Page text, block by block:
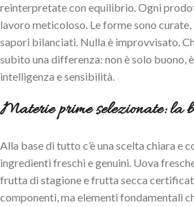
reinterpretate con equilibrio. Ogni
lavoro meticoloso. Le forme sono
sapori bilanciati. Nulla è improvvisato.
subito una differenza: non è solo buono,
intelligenza e sensibilità.
Materie prime selezionate: la
Alla base di tutto c’è una scelta chiara e
ingredienti freschi e genuini. Uova
frutta di stagione e frutta secca
componenti, ma elementi fondamentali